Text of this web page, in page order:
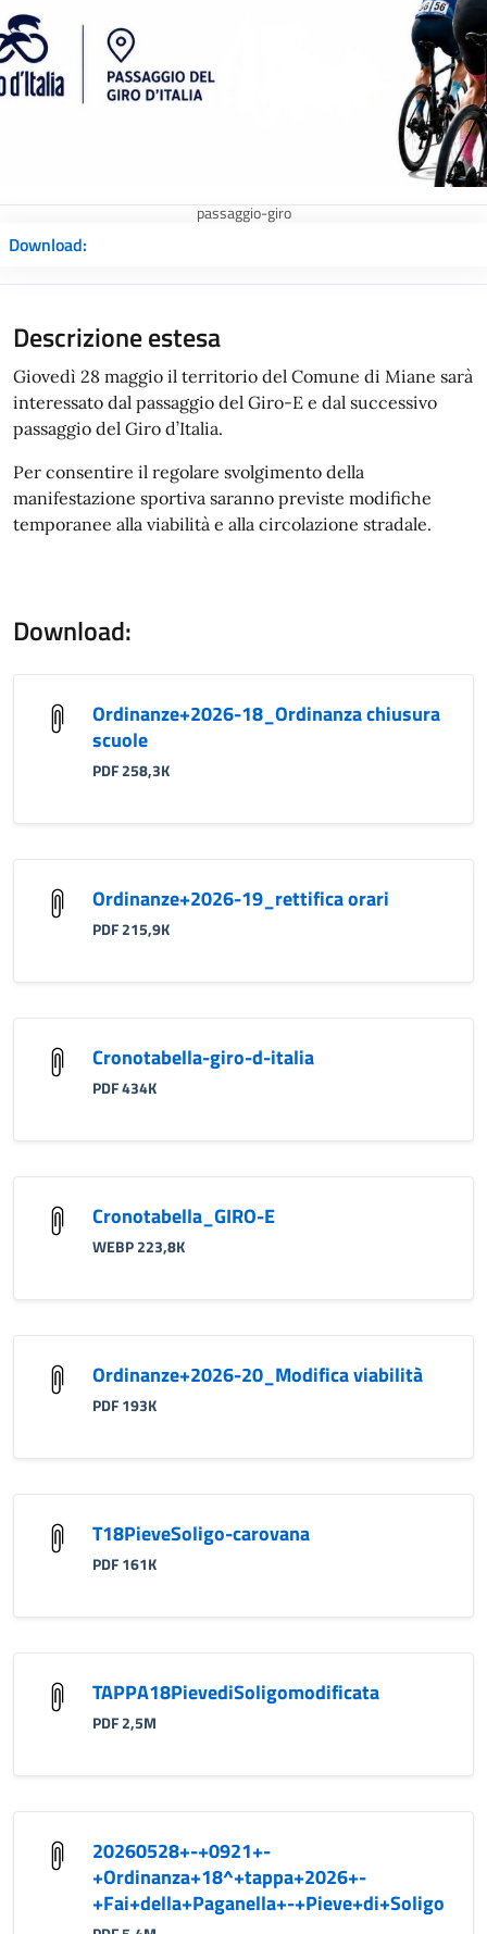
passaggio-giro
Download:
Descrizione estesa
Giovedì 28 maggio il territorio del Comune di Miane sarà
interessato dal passaggio del Giro-E e dal successivo
passaggio del Giro d’Italia.
Per consentire il regolare svolgimento della
manifestazione sportiva saranno previste modifiche
temporanee alla viabilità e alla circolazione stradale.
Download:
Ordinanze+2026-18_Ordinanza chiusura
scuole
PDF 258,3K
Ordinanze+2026-19_rettifica orari
PDF 215,9K
Cronotabella-giro-d-italia
PDF 434K
Cronotabella_GIRO-E
WEBP 223,8K
Ordinanze+2026-20_Modifica viabilità
PDF 193K
T18PieveSoligo-carovana
PDF 161K
TAPPA18PievediSoligomodificata
PDF 2,5M
20260528+-+0921+-
+Ordinanza+18^+tappa+2026+-
+Fai+della+Paganella+-+Pieve+di+Soligo